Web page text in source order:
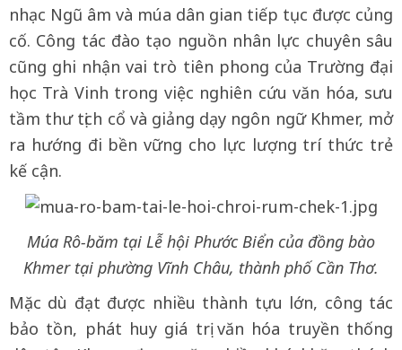
nhạc Ngũ âm và múa dân gian tiếp tục được củng
cố. Công tác đào tạo nguồn nhân lực chuyên sâu
cũng ghi nhận vai trò tiên phong của Trường đại
học Trà Vinh trong việc nghiên cứu văn hóa, sưu
tầm thư tịch cổ và giảng dạy ngôn ngữ Khmer, mở
ra hướng đi bền vững cho lực lượng trí thức trẻ
kế cận.
Múa Rô-băm tại Lễ hội Phước Biển của đồng bào
Khmer tại phường Vĩnh Châu, thành phố Cần Thơ.
Mặc dù đạt được nhiều thành tựu lớn, công tác
bảo tồn, phát huy giá trị văn hóa truyền thống